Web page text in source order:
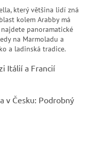
který většina lidí zná
kolem Arabby má
panoramatické
na Marmoladu a
a ladinská tradice.
Itálií a Francií
v Česku: Podrobný